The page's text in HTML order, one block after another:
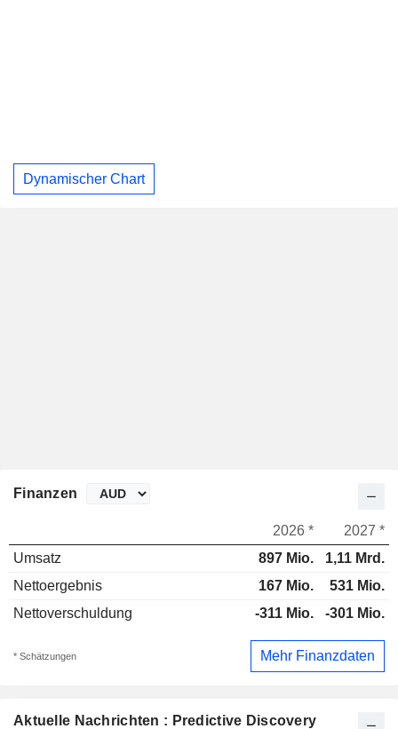
Dynamischer Chart
Aktuelle Nachrichten : Predictive Discovery
Finanzen
2026 *
2027 *
Umsatz
897 Mio.
1,11 Mrd.
Nettoergebnis
167 Mio.
531 Mio.
Nettoverschuldung
-311 Mio. -301 Mio.
* Schätzungen Mehr Finanzdaten